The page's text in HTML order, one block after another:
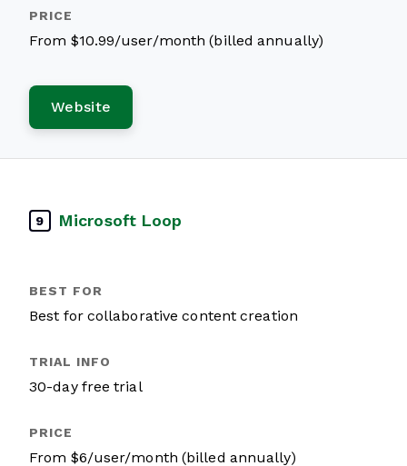
From $10.99/user/month (billed annually)
Website
9 Microsoft Loop
Best for collaborative content creation
30-day free trial
From $6/user/month (billed annually)